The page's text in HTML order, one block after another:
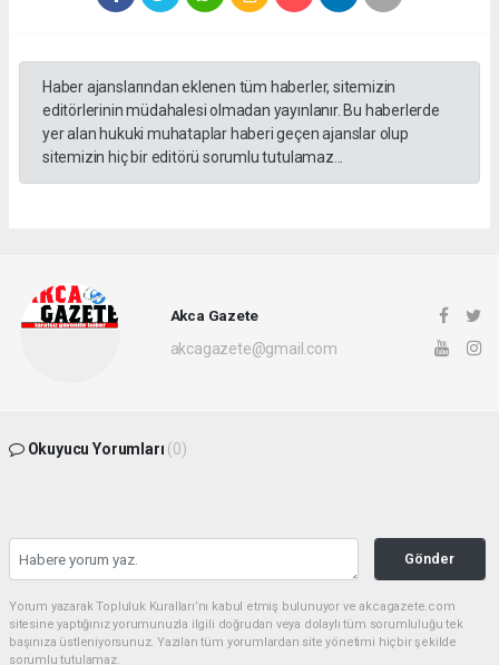
Haber ajanslarından eklenen tüm haberler, sitemizin
editörlerinin müdahalesi olmadan yayınlanır. Bu haberlerde
yer alan hukuki muhataplar haberi geçen ajanslar olup
sitemizin hiç bir editörü sorumlu tutulamaz...
Akca Gazete
akcagazete@gmail.com
Okuyucu Yorumları (0)
Gönder
Yorum yazarak Topluluk Kuralları’nı kabul etmiş bulunuyor ve akcagazete.com
sitesine yaptığınız yorumunuzla ilgili doğrudan veya dolaylı tüm sorumluluğu tek
başınıza üstleniyorsunuz. Yazılan tüm yorumlardan site yönetimi hiçbir şekilde
sorumlu tutulamaz.